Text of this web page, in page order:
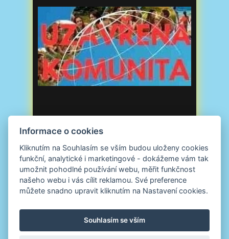
Informace o cookies
Kliknutím na Souhlasím se vším budou uloženy cookies
funkční, analytické i marketingové - dokážeme vám tak
umožnit pohodlné používání webu, měřit funkčnost
našeho webu i vás cílit reklamou. Své preference
můžete snadno upravit kliknutím na Nastavení cookies.
Souhlasím se vším